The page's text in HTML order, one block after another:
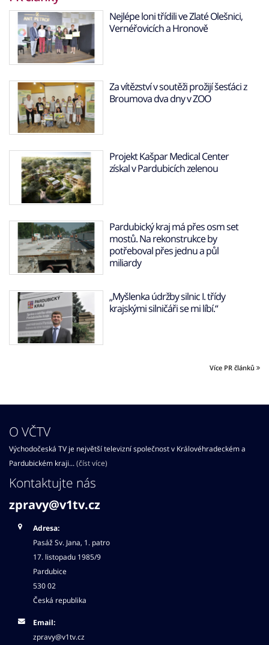
Nejlépe loni třídili ve Zlaté Olešnici,
Vernéřovicích a Hronově
Za vítězství v soutěži prožijí šesťáci z
Broumova dva dny v ZOO
Projekt Kašpar Medical Center
získal v Pardubicích zelenou
Pardubický kraj má přes osm set
mostů. Na rekonstrukce by
potřeboval přes jednu a půl
miliardy
„Myšlenka údržby silnic I. třídy
krajskými silničáři se mi líbí.“
Více PR článků
O VČTV
Východočeská TV je největší televizní společnost v Královéhradeckém a
Pardubickém kraji... (číst více)
Kontaktujte nás
zpravy@v1tv.cz
Adresa:
Pasáž Sv. Jana, 1. patro
17. listopadu 1985/9
Pardubice
530 02
Česká republika
Email:
zpravy@v1tv.cz